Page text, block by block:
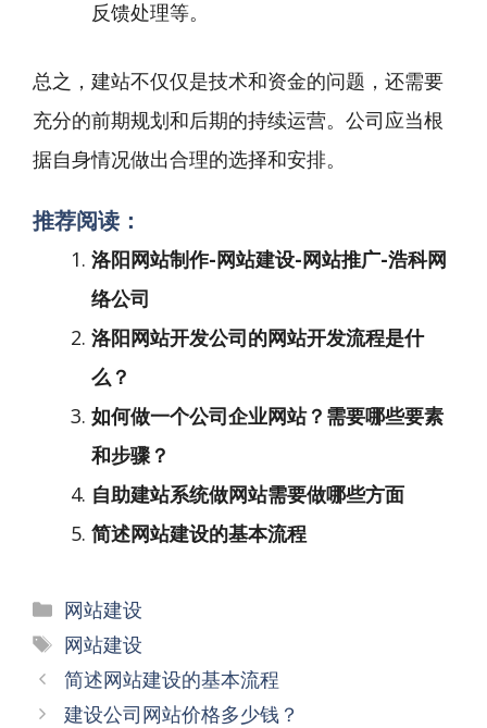
反馈处理等。
总之，建站不仅仅是技术和资金的问题，还需要
充分的前期规划和后期的持续运营。公司应当根
据自身情况做出合理的选择和安排。
推荐阅读：
洛阳网站制作-网站建设-网站推广-浩科网
络公司
洛阳网站开发公司的网站开发流程是什
么？
如何做一个公司企业网站？需要哪些要素
和步骤？
自助建站系统做网站需要做哪些方面
简述网站建设的基本流程
分
类
网站建设
标
签
网站建设
文
章
简述网站建设的基本流程
建设公司网站价格多少钱？